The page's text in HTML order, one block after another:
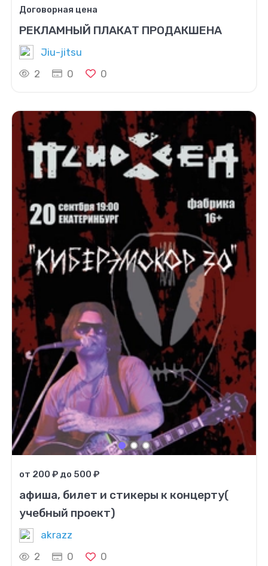
Договорная цена
РЕКЛАМНЫЙ ПЛАКАТ ПРОДАКШЕНА
Jiu-jitsu
2
0 0
от 200 ₽ до 500 ₽
афиша, билет и стикеры к концерту(
учебный проект)
akrazz
2
0 0